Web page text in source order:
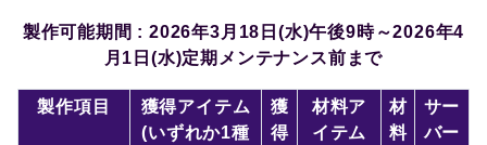
製作可能期間 : 2026年3月18日(水)午後9時～2026年4
月1日(水)定期メンテナンス前まで
製作項目
獲得アイテム
(いずれか1種
獲
得
材料ア
イテム
材
料
サー
バー